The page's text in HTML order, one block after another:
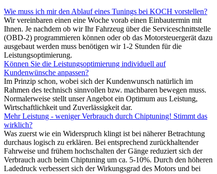
Wie muss ich mir den Ablauf eines Tunings bei KOCH vorstellen?
Wir vereinbaren einen eine Woche vorab einen Einbautermin mit
Ihnen. Je nachdem ob wir Ihr Fahrzeug über die Serviceschnittstelle
(OBD-2) programmieren können oder ob das Motorsteuergerät dazu
ausgebaut werden muss benötigen wir 1-2 Stunden für die
Leistungsoptimierung.
Können Sie die Leistungsoptimierung individuell auf
Kundenwünsche anpassen?
Im Prinzip schon, wobei sich der Kundenwunsch natürlich im
Rahmen des technisch sinnvollen bzw. machbaren bewegen muss.
Normalerweise stellt unser Angebot ein Optimum aus Leistung,
Wirtschaftlichkeit und Zuverlässigkeit dar.
Mehr Leistung - weniger Verbrauch durch Chiptuning! Stimmt das
wirklich?
Was zuerst wie ein Widerspruch klingt ist bei näherer Betrachtung
durchaus logisch zu erklären. Bei entsprechend zurückhaltender
Fahrweise und frühem hochschalten der Gänge reduziert sich der
Verbrauch auch beim Chiptuning um ca. 5-10%. Durch den höheren
Ladedruck verbessert sich der Wirkungsgrad des Motors und bei